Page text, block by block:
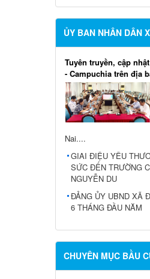
ỦY BAN NHÂN DÂN
Tuyên truyền, cập
- Campuchia trên địa
Nai....
GIAI ĐIỆU YÊU
SỨC ĐẾN TRƯỜNG
NGUYỄN DU
ĐẢNG ỦY UBND XÃ
6 THÁNG ĐẦU NĂM
CHUYÊN MỤC BẦU